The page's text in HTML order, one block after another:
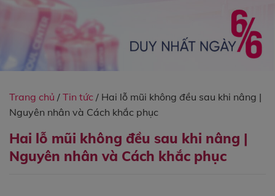
Trang chủ / Tin tức / Hai lỗ mũi không đều sau khi nâng |
Nguyên nhân và Cách khắc phục
Hai lỗ mũi không đều sau khi nâng |
Nguyên nhân và Cách khắc phục